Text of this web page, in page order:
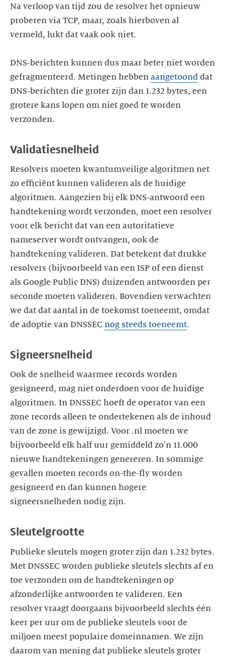
Na verloop van tijd zou de resolver het opnieuw
proberen via TCP, maar, zoals hierboven al
vermeld, lukt dat vaak ook niet.
DNS-berichten kunnen dus maar beter niet worden
gefragmenteerd. Metingen hebben aangetoond dat
DNS-berichten die groter zijn dan 1.232 bytes, een
grotere kans lopen om niet goed te worden
verzonden.
Validatiesnelheid
Resolvers moeten kwantumveilige algoritmen net
zo efficiënt kunnen valideren als de huidige
algoritmen. Aangezien bij elk DNS-antwoord een
handtekening wordt verzonden, moet een resolver
voor elk bericht dat van een autoritatieve
nameserver wordt ontvangen, ook de
handtekening valideren. Dat betekent dat drukke
resolvers (bijvoorbeeld van een ISP of een dienst
als Google Public DNS) duizenden antwoorden per
seconde moeten valideren. Bovendien verwachten
we dat dat aantal in de toekomst toeneemt, omdat
de adoptie van DNSSEC nog steeds toeneemt.
Signeersnelheid
Ook de snelheid waarmee records worden
gesigneerd, mag niet onderdoen voor de huidige
algoritmen. In DNSSEC hoeft de operator van een
zone records alleen te ondertekenen als de inhoud
van de zone is gewijzigd. Voor .nl moeten we
bijvoorbeeld elk half uur gemiddeld zo'n 11.000
nieuwe handtekeningen genereren. In sommige
gevallen moeten records on-the-fly worden
gesigneerd en dan kunnen hogere
signeersnelheden nodig zijn.
Sleutelgrootte
Publieke sleutels mogen groter zijn dan 1.232 bytes.
Met DNSSEC worden publieke sleutels slechts af en
toe verzonden om de handtekeningen op
afzonderlijke antwoorden te valideren. Een
resolver vraagt doorgaans bijvoorbeeld slechts één
keer per uur om de publieke sleutels voor de
miljoen meest populaire domeinnamen. We zijn
daarom van mening dat publieke sleutels groter